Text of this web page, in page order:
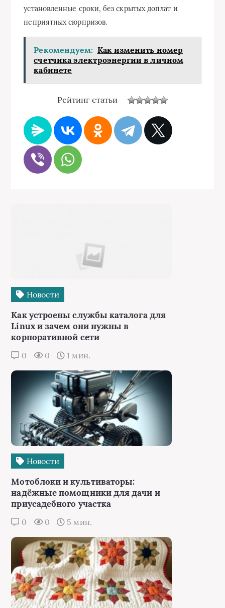
установленные сроки, без скрытых доплат и
неприятных сюрпризов.
Рекомендуем: Как изменить номер
счетчика электроэнергии в личном
кабинете
Рейтинг статьи
Новости
Как устроены службы каталога для
Linux и зачем они нужны в
корпоративной сети
0 0 1 мин.
Новости
Мотоблоки и культиваторы:
надёжные помощники для дачи и
приусадебного участка
0 0 5 мин.